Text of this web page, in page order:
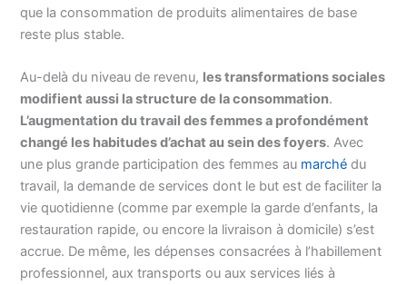
que la consommation de produits alimentaires de base
reste plus stable.
Au-delà du niveau de revenu, les transformations sociales
modifient aussi la structure de la consommation.
L’augmentation du travail des femmes a profondément
changé les habitudes d’achat au sein des foyers. Avec
une plus grande participation des femmes au marché du
travail, la demande de services dont le but est de faciliter la
vie quotidienne (comme par exemple la garde d’enfants, la
restauration rapide, ou encore la livraison à domicile) s’est
accrue. De même, les dépenses consacrées à l’habillement
professionnel, aux transports ou aux services liés à